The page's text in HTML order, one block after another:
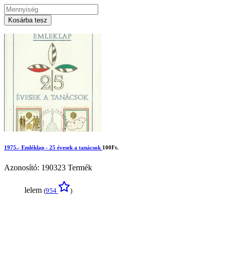
Kosárba tesz
1975.- Emléklap - 25 évesek a tanácsok 100Ft.
Azonosító: 190323 Termék
lelem (954 )